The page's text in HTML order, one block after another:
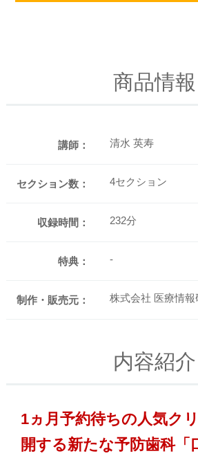
商品情報
講師： 清水 英寿
セクション数： 4セクション
収録時間： 232分
特典： -
制作・販売元： 株式会社 医療情報
内容紹介
1ヵ月予約待ちの人気ク
開する新たな予防歯科「